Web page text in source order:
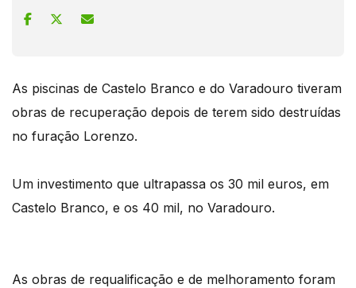
As piscinas de Castelo Branco e do Varadouro tiveram
obras de recuperação depois de terem sido destruídas
no furação Lorenzo.
Um investimento que ultrapassa os 30 mil euros, em
Castelo Branco, e os 40 mil, no Varadouro.
As obras de requalificação e de melhoramento foram